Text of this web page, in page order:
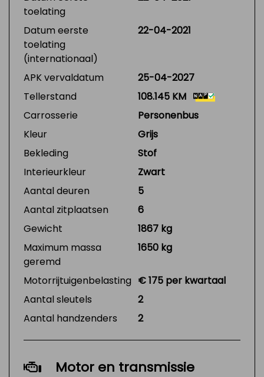
toelating
Datum eerste
toelating
(internationaal)
22-04-2021
APK vervaldatum
25-04-2027
Tellerstand
108.145 KM
Carrosserie
Personenbus
Kleur
Grijs
Bekleding
Stof
Interieurkleur
Zwart
Aantal deuren
5
Aantal zitplaatsen
6
Gewicht
1867 kg
Maximum massa
geremd
1650 kg
Motorrijtuigenbelasting € 175 per kwartaal
Aantal sleutels
2
Aantal handzenders
2
Motor en transmissie